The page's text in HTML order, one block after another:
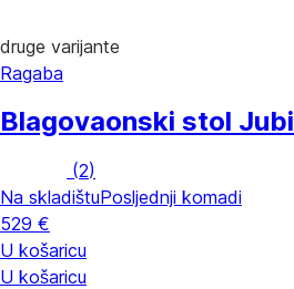
druge varijante
Ragaba
Blagovaonski stol Jubi
(2)
Na skladištuPosljednji komadi
529 €
U košaricu
U košaricu